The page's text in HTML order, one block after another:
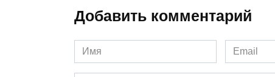
Добавить комментарий
Имя
*
Email
*